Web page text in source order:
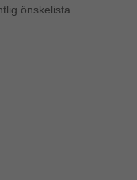
önskelista